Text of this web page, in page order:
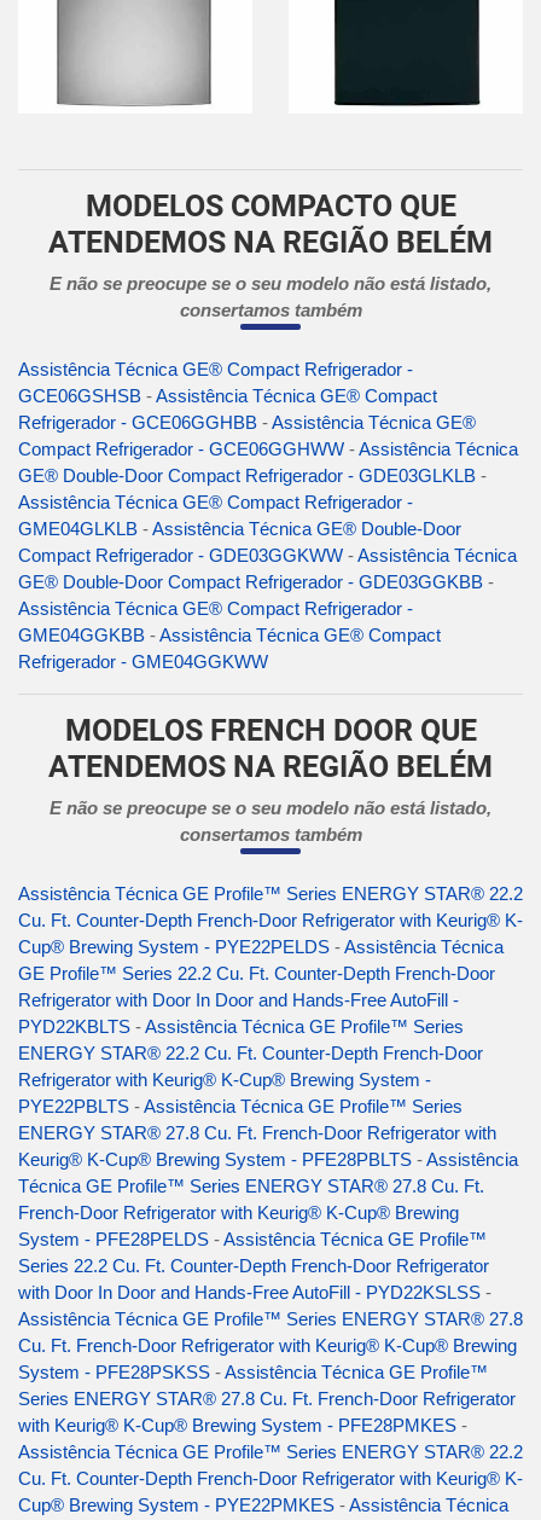
MODELOS COMPACTO QUE
ATENDEMOS NA REGIÃO BELÉM
E não se preocupe se o seu modelo não está listado,
consertamos também
Assistência Técnica GE® Compact Refrigerador -
GCE06GSHSB -Assistência Técnica GE® Compact
Refrigerador - GCE06GGHBB -Assistência Técnica GE®
Compact Refrigerador - GCE06GGHWW -Assistência Técnica
GE® Double-Door Compact Refrigerador - GDE03GLKLB -
Assistência Técnica GE® Compact Refrigerador -
GME04GLKLB -Assistência Técnica GE® Double-Door
Compact Refrigerador - GDE03GGKWW -Assistência Técnica
GE® Double-Door Compact Refrigerador - GDE03GGKBB -
Assistência Técnica GE® Compact Refrigerador -
GME04GGKBB -Assistência Técnica GE® Compact
Refrigerador - GME04GGKWW
MODELOS FRENCH DOOR QUE
ATENDEMOS NA REGIÃO BELÉM
E não se preocupe se o seu modelo não está listado,
consertamos também
Assistência Técnica GE Profile™ Series ENERGY STAR® 22.2
Cu. Ft. Counter-Depth French-Door Refrigerator with Keurig® K-
Cup® Brewing System - PYE22PELDS -Assistência Técnica
GE Profile™ Series 22.2 Cu. Ft. Counter-Depth French-Door
Refrigerator with Door In Door and Hands-Free AutoFill -
PYD22KBLTS -Assistência Técnica GE Profile™ Series
ENERGY STAR® 22.2 Cu. Ft. Counter-Depth French-Door
Refrigerator with Keurig® K-Cup® Brewing System -
PYE22PBLTS -Assistência Técnica GE Profile™ Series
ENERGY STAR® 27.8 Cu. Ft. French-Door Refrigerator with
Keurig® K-Cup® Brewing System - PFE28PBLTS -Assistência
Técnica GE Profile™ Series ENERGY STAR® 27.8 Cu. Ft.
French-Door Refrigerator with Keurig® K-Cup® Brewing
System - PFE28PELDS -Assistência Técnica GE Profile™
Series 22.2 Cu. Ft. Counter-Depth French-Door Refrigerator
with Door In Door and Hands-Free AutoFill - PYD22KSLSS -
Assistência Técnica GE Profile™ Series ENERGY STAR® 27.8
Cu. Ft. French-Door Refrigerator with Keurig® K-Cup® Brewing
System - PFE28PSKSS -Assistência Técnica GE Profile™
Series ENERGY STAR® 27.8 Cu. Ft. French-Door Refrigerator
with Keurig® K-Cup® Brewing System - PFE28PMKES -
Assistência Técnica GE Profile™ Series ENERGY STAR® 22.2
Cu. Ft. Counter-Depth French-Door Refrigerator with Keurig® K-
Cup® Brewing System - PYE22PMKES -Assistência Técnica